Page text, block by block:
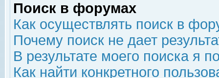
Поиск в форумах
Как осуществлять поиск в
Почему поиск не дает
В результате моего поиска я
Как найти конкретного